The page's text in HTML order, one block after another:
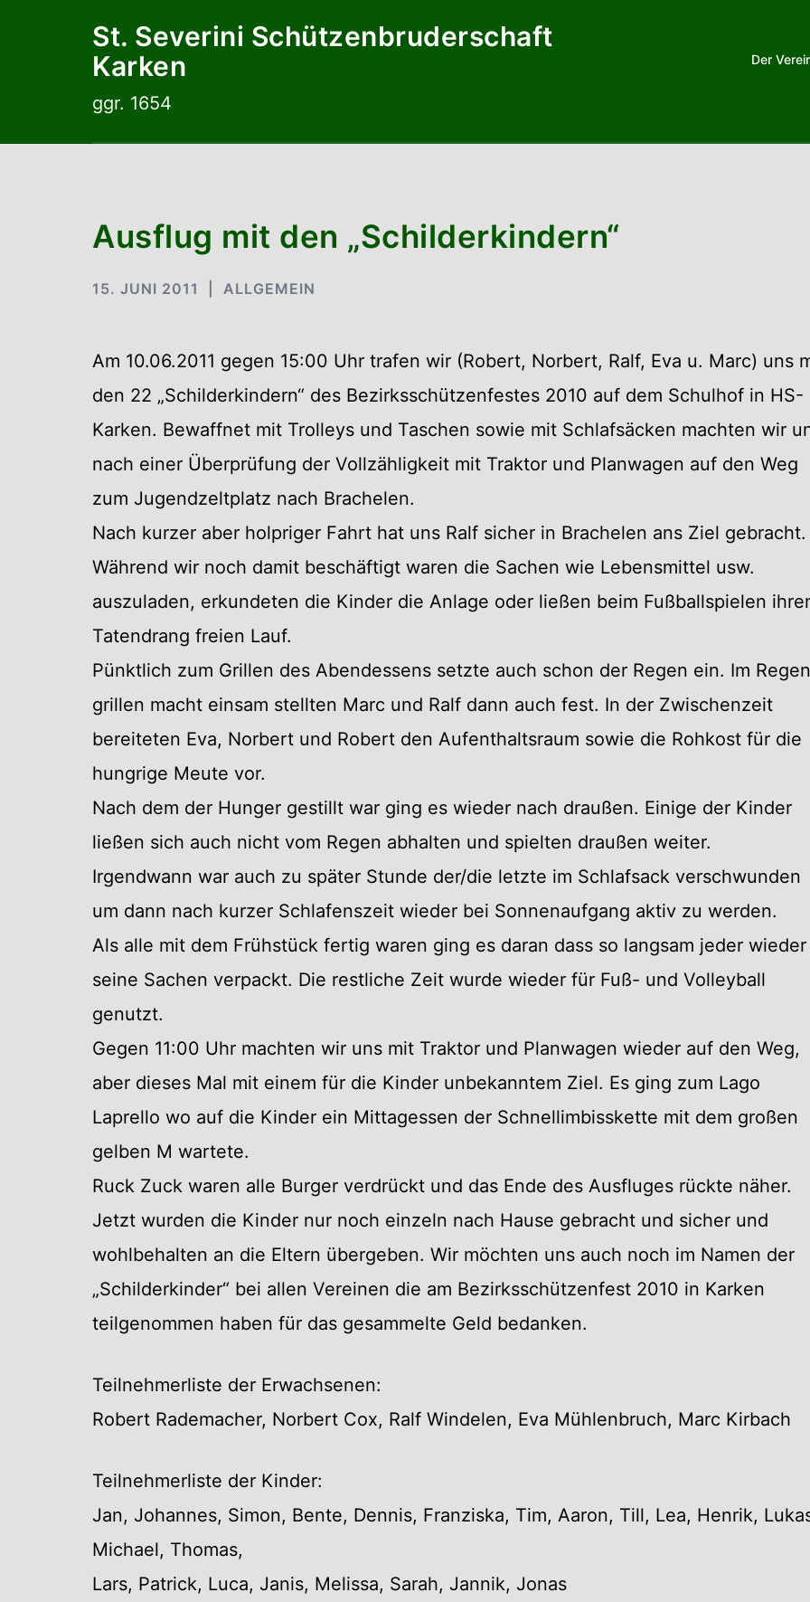
St. Severini Schützenbruderschaft
Karken
ggr. 1654
Der
Ausflug mit den „Schilderkindern“
15. JUNI 2011 ALLGEMEIN
Am 10.06.2011 gegen 15:00 Uhr trafen wir (Robert, Norbert, Ralf, Eva u. Marc) uns
den 22 „Schilderkindern“ des Bezirksschützenfestes 2010 auf dem Schulhof in HS-
Karken. Bewaffnet mit Trolleys und Taschen sowie mit Schlafsäcken machten wir
nach einer Überprüfung der Vollzähligkeit mit Traktor und Planwagen auf den Weg
zum Jugendzeltplatz nach Brachelen.
Nach kurzer aber holpriger Fahrt hat uns Ralf sicher in Brachelen ans Ziel gebracht.
Während wir noch damit beschäftigt waren die Sachen wie Lebensmittel usw.
auszuladen, erkundeten die Kinder die Anlage oder ließen beim Fußballspielen
Tatendrang freien Lauf.
Pünktlich zum Grillen des Abendessens setzte auch schon der Regen ein. Im Regen
grillen macht einsam stellten Marc und Ralf dann auch fest. In der Zwischenzeit
bereiteten Eva, Norbert und Robert den Aufenthaltsraum sowie die Rohkost für die
hungrige Meute vor.
Nach dem der Hunger gestillt war ging es wieder nach draußen. Einige der Kinder
ließen sich auch nicht vom Regen abhalten und spielten draußen weiter.
Irgendwann war auch zu später Stunde der/die letzte im Schlafsack verschwunden
um dann nach kurzer Schlafenszeit wieder bei Sonnenaufgang aktiv zu werden.
Als alle mit dem Frühstück fertig waren ging es daran dass so langsam jeder wieder
seine Sachen verpackt. Die restliche Zeit wurde wieder für Fuß- und Volleyball
genutzt.
Gegen 11:00 Uhr machten wir uns mit Traktor und Planwagen wieder auf den Weg,
aber dieses Mal mit einem für die Kinder unbekanntem Ziel. Es ging zum Lago
Laprello wo auf die Kinder ein Mittagessen der Schnellimbisskette mit dem großen
gelben M wartete.
Ruck Zuck waren alle Burger verdrückt und das Ende des Ausfluges rückte näher.
Jetzt wurden die Kinder nur noch einzeln nach Hause gebracht und sicher und
wohlbehalten an die Eltern übergeben. Wir möchten uns auch noch im Namen der
„Schilderkinder“ bei allen Vereinen die am Bezirksschützenfest 2010 in Karken
teilgenommen haben für das gesammelte Geld bedanken.
Teilnehmerliste der Erwachsenen:
Robert Rademacher, Norbert Cox, Ralf Windelen, Eva Mühlenbruch, Marc Kirbach
Teilnehmerliste der Kinder:
Jan, Johannes, Simon, Bente, Dennis, Franziska, Tim, Aaron, Till, Lea, Henrik,
Michael, Thomas,
Lars, Patrick, Luca, Janis, Melissa, Sarah, Jannik, Jonas